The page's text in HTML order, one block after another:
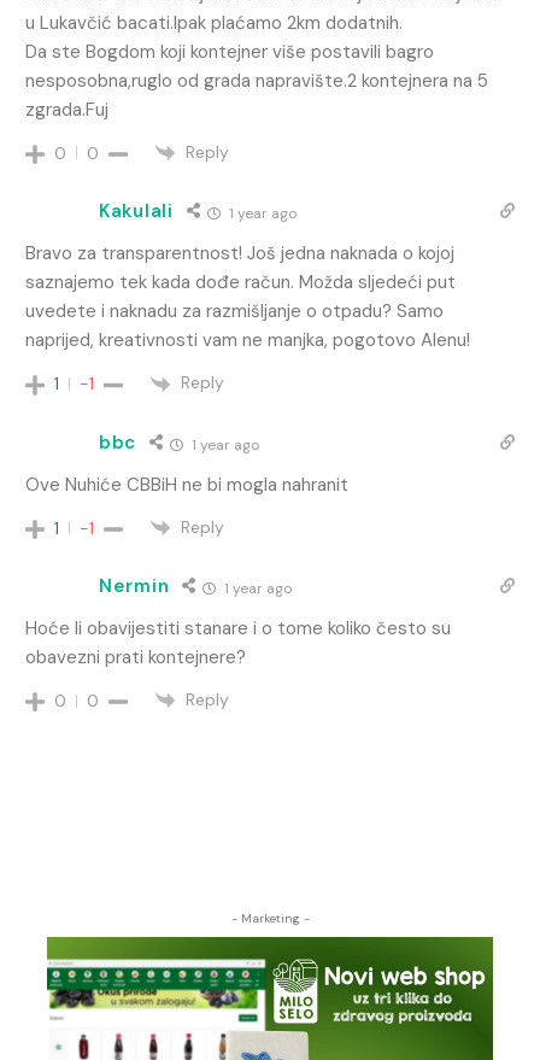
u Lukavčić bacati.Ipak plaćamo 2km dodatnih.
Da ste Bogdom koji kontejner više postavili bagro
nesposobna,ruglo od grada napravište.2 kontejnera na 5
zgrada.Fuj
0 0 Reply
Kakulali 1 year ago
Bravo za transparentnost! Još jedna naknada o kojoj
saznajemo tek kada dođe račun. Možda sljedeći put
uvedete i naknadu za razmišljanje o otpadu? Samo
naprijed, kreativnosti vam ne manjka, pogotovo Alenu!
1 -1 Reply
bbc 1 year ago
Ove Nuhiće CBBiH ne bi mogla nahranit
1 -1 Reply
Nermin 1 year ago
Hoće li obavijestiti stanare i o tome koliko često su
obavezni prati kontejnere?
0 0 Reply
- Marketing -